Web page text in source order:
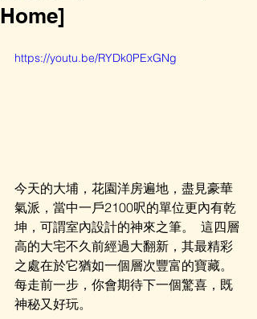
Home]
https://youtu.be/RYDk0PExGNg
今天的大埔，花園洋房遍地，盡見豪華
氣派，當中一戶2100呎的單位更內有乾
坤，可謂室內設計的神來之筆。 ​ 這四層
高的大宅不久前經過大翻新，其最精彩
之處在於它猶如一個層次豐富的寶藏。
每走前一步，你會期待下一個驚喜，既
神秘又好玩。